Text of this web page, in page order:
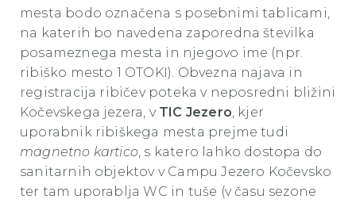
mesta bodo označena s posebnimi tablicami,
na katerih bo navedena zaporedna številka
posameznega mesta in njegovo ime (npr.
ribiško mesto 1 OTOKI). Obvezna najava in
registracija ribičev poteka v neposredni bližini
Kočevskega jezera, v TIC Jezero, kjer
uporabnik ribiškega mesta prejme tudi
magnetno kartico, s katero lahko dostopa do
sanitarnih objektov v Campu Jezero Kočevsko
ter tam uporablja WC in tuše (v času sezone